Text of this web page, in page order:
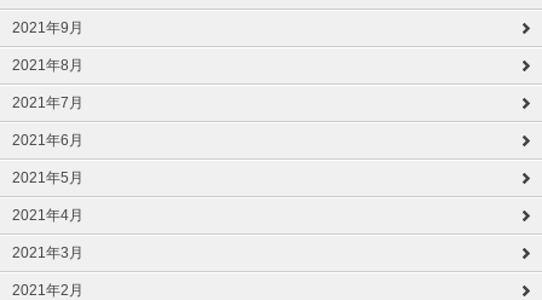
2021年9月
2021年8月
2021年7月
2021年6月
2021年5月
2021年4月
2021年3月
2021年2月